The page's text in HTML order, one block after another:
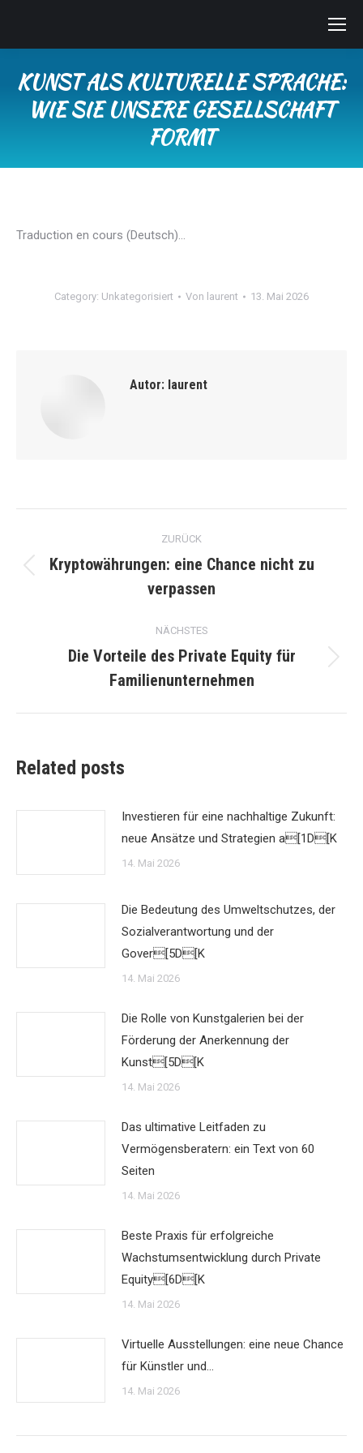
KUNST ALS KULTURELLE SPRACHE:
WIE SIE UNSERE GESELLSCHAFT
FORMT
Traduction en cours (Deutsch)…
Category: Unkategorisiert Von laurent 13. Mai 2026
Autor: laurent
Kommentarnavigation
ZURÜCK
Beitrag:
Kryptowährungen: eine Chance nicht zu
verpassen
NÄCHSTES
Beitrag:
Die Vorteile des Private Equity für
Familienunternehmen
Related posts
Investieren für eine nachhaltige Zukunft:
neue Ansätze und Strategien a[1D[K
14. Mai 2026
Die Bedeutung des Umweltschutzes, der
Sozialverantwortung und der
Gover[5D[K
14. Mai 2026
Die Rolle von Kunstgalerien bei der
Förderung der Anerkennung der
Kunst[5D[K
14. Mai 2026
Das ultimative Leitfaden zu
Vermögensberatern: ein Text von 60
Seiten
14. Mai 2026
Beste Praxis für erfolgreiche
Wachstumsentwicklung durch Private
Equity[6D[K
14. Mai 2026
Virtuelle Ausstellungen: eine neue Chance
für Künstler und…
14. Mai 2026